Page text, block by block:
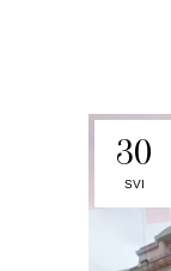
30
SVI